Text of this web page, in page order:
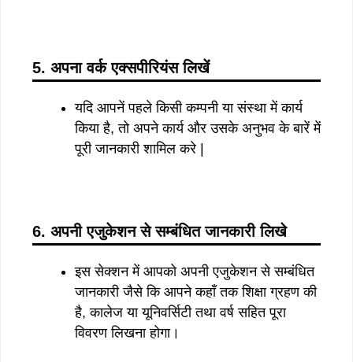
5. अपना वर्क एक्सपीरियंस लिखें
यदि आपनें पहले किसी कम्पनी या संस्था में कार्य
किया है, तो अपने कार्य और उसके अनुभव के बारें में
पूरी जानकारी शामिल करे |
6. अपनी एजुकेशन से सम्बंधित जानकारी लिखे
इस सेक्शन में आपको अपनी एजुकेशन से सम्बंधित
जानकारी जैसे कि आपने कहाँ तक शिक्षा ग्रहण की
है, कालेज या यूनिवर्सिटी तथा वर्ष सहित पूरा
विवरण लिखना होगा।